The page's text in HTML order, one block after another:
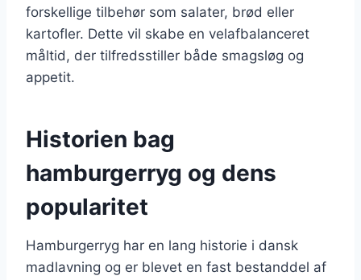
forskellige tilbehør som salater, brød eller
kartofler. Dette vil skabe en velafbalanceret
måltid, der tilfredsstiller både smagsløg og
appetit.
Historien bag
hamburgerryg og dens
popularitet
Hamburgerryg har en lang historie i dansk
madlavning og er blevet en fast bestanddel af